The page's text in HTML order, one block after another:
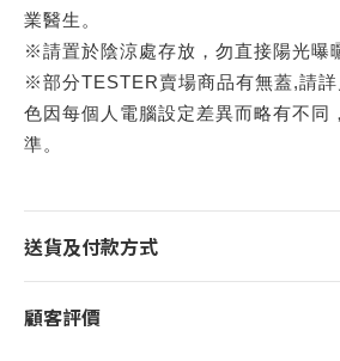
業醫生。
※請置於陰涼處存放，勿直接陽光曝
※部分TESTER賣場商品有無蓋,請
色因每個人電腦設定差異而略有不同
準。
送貨及付款方式
顧客評價